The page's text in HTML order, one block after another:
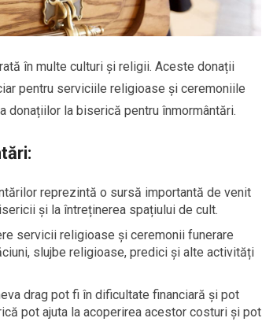
în multe culturi și religii. Aceste donații
pentru serviciile religioase și ceremoniile
donațiilor la biserică pentru înmormântări.
reprezintă o sursă importantă de venit
și la întreținerea spațiului de cult.
servicii religioase și ceremonii funerare
slujbe religioase, predici și alte activități
drag pot fi în dificultate financiară și pot
pot ajuta la acoperirea acestor costuri și pot